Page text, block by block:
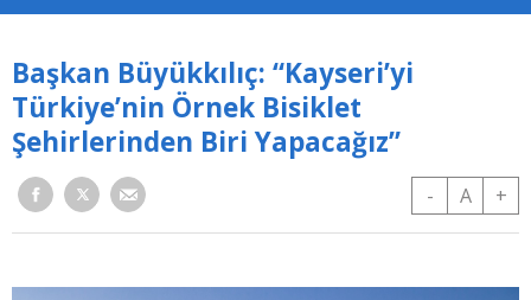
Başkan Büyükkılıç: “Kayseri’yi
Türkiye’nin Örnek Bisiklet
Şehirlerinden Biri Yapacağız”
- A +